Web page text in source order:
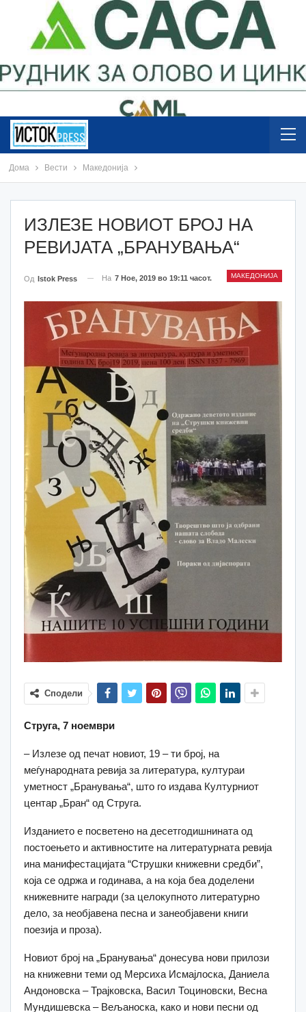
Дома Вести Македонија
ИЗЛЕЗЕ НОВИОТ БРОЈ НА
РЕВИЈАТА „БРАНУВАЊА“
МАКЕДОНИЈА
Од Istok Press На 7 Ное, 2019 во 19:11 часот.
Сподели
Струга, 7 ноември
– Излезе од печат новиот, 19 – ти број, на
меѓународната ревија за литература, култураи
уметност „Бранувања“, што го издава Културниот
центар „Бран“ од Струга.
Изданието е посветено на десетгодишнината од
постоењето и активностите на литературната ревија
ина манифестацијата “Струшки книжевни средби”,
која се одржа и годинава, a на која беа доделени
книжевните награди (за целокупното литературно
дело, за необјавена песна и занеобјавени книги
поезија и проза).
Новиот број на „Бранувања“ донесува нови прилози
на книжевни теми од Мерсиха Исмајлоска, Даниела
Андоновска – Трајковска, Васил Тоциновски, Весна
Мундишевска – Вељаноска, како и нови песни од